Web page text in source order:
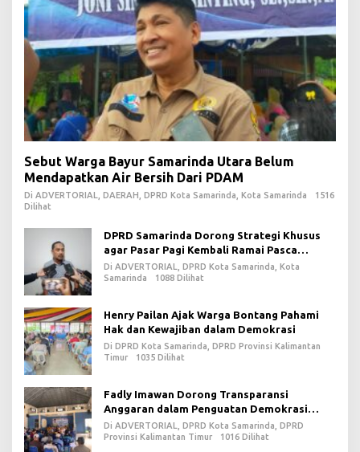
Sebut Warga Bayur Samarinda Utara Belum
Mendapatkan Air Bersih Dari PDAM
Di ADVERTORIAL, DAERAH, DPRD Kota Samarinda, Kota Samarinda
1516
Dilihat
DPRD Samarinda Dorong Strategi Khusus
agar Pasar Pagi Kembali Ramai Pasca
Revitalisasi
Di ADVERTORIAL, DPRD Kota Samarinda, Kota
Samarinda
1088 Dilihat
Henry Pailan Ajak Warga Bontang Pahami
Hak dan Kewajiban dalam Demokrasi
Di DPRD Kota Samarinda, DPRD Provinsi Kalimantan
Timur
1035 Dilihat
Fadly Imawan Dorong Transparansi
Anggaran dalam Penguatan Demokrasi
Daerah di PPU
Di ADVERTORIAL, DPRD Kota Samarinda, DPRD
Provinsi Kalimantan Timur
1016 Dilihat